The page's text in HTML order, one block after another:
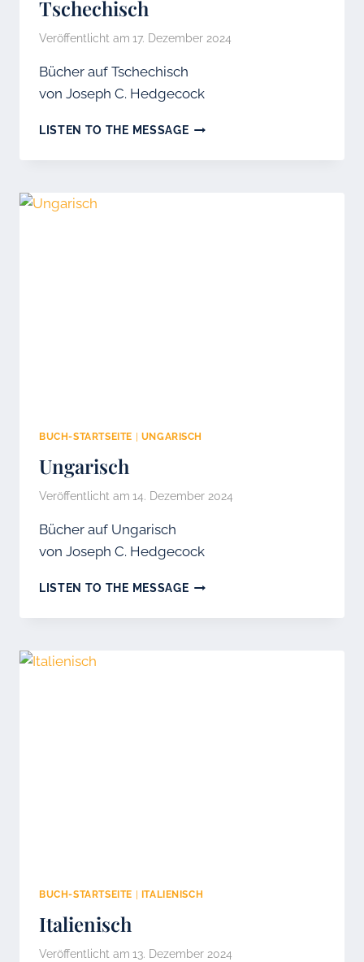
Tschechisch
Veröffentlicht am 17. Dezember 2024
Bücher auf Tschechisch
von Joseph C. Hedgecock
LISTEN TO THE MESSAGETSCHECHISCH
BUCH-STARTSEITE | UNGARISCH
Ungarisch
Veröffentlicht am 14. Dezember 2024
Bücher auf Ungarisch
von Joseph C. Hedgecock
LISTEN TO THE MESSAGEUNGARISCH
BUCH-STARTSEITE ITALIENISCH
Italienisch
Veröffentlicht am 13. Dezember 2024